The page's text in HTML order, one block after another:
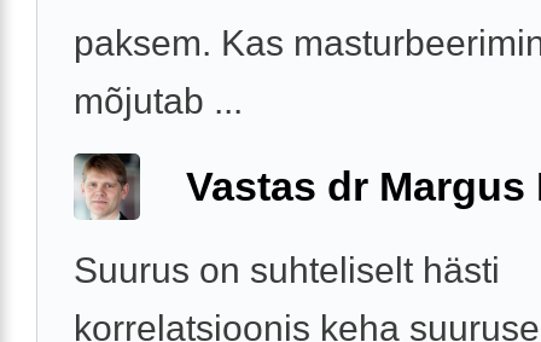
paksem. Kas
mõjutab ...
Vastas dr Margus
Suurus on suhteliselt hästi
korrelatsioonis keha